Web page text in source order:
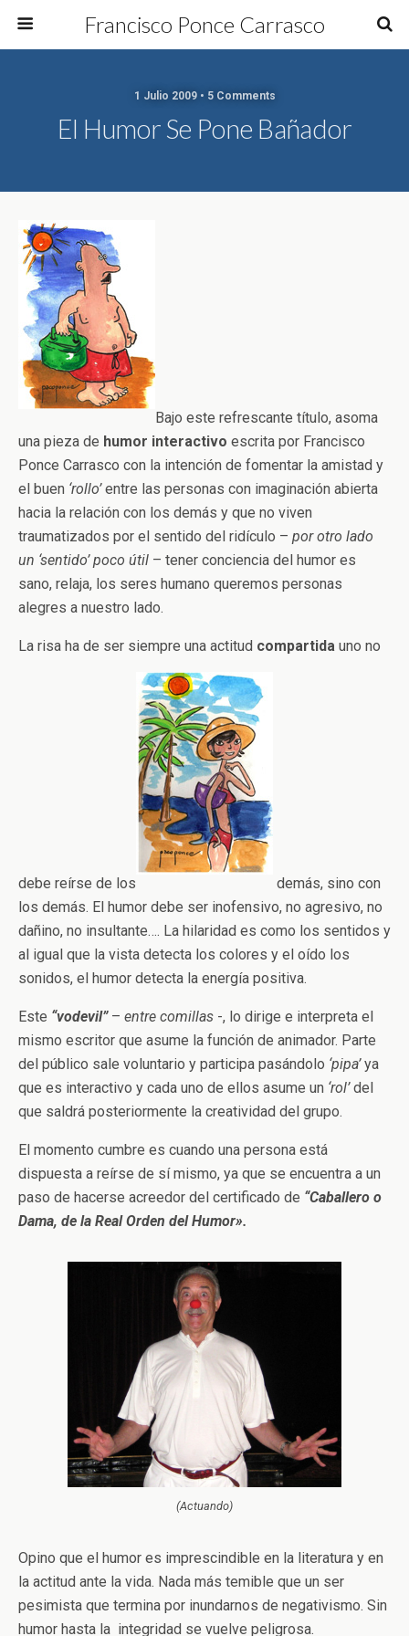
Francisco Ponce Carrasco
1 Julio 2009 • 5 Comments
El Humor Se Pone Bañador
Bajo este refrescante título, asoma
una pieza de humor interactivo escrita por Francisco
Ponce Carrasco con la intención de fomentar la amistad y
el buen ‘rollo’entre las personas con imaginación abierta
hacia la relación con los demás y que no viven
traumatizados por el sentido del ridículo – por otro lado
un ‘sentido’ poco útil – tener conciencia del humor es
sano, relaja, los seres humano queremos personas
alegres a nuestro lado.
La risa ha de ser siempre una actitud compartida uno no
debe reírse de los
demás, sino con
los demás. El humor debe ser inofensivo, no agresivo, no
dañino, no insultante…. La hilaridad es como los sentidos y
al igual que la vista detecta los colores y el oído los
sonidos, el humor detecta la energía positiva.
Este “vodevil” – entre comillas -, lo dirige e interpreta el
mismo escritor que asume la función de animador. Parte
del público sale voluntario y participa pasándolo ‘pipa’ya
que es interactivo y cada uno de ellos asume un ‘rol’del
que saldrá posteriormente la creatividad del grupo.
El momento cumbre es cuando una persona está
dispuesta a reírse de sí mismo, ya que se encuentra a un
paso de hacerse acreedor del certificado de “Caballero o
Dama, de la Real Orden del Humor».
(Actuando)
Opino que el humor es imprescindible en la literatura y en
la actitud ante la vida. Nada más temible que un ser
pesimista que termina por inundarnos de negativismo. Sin
humor hasta la integridad se vuelve peligrosa.